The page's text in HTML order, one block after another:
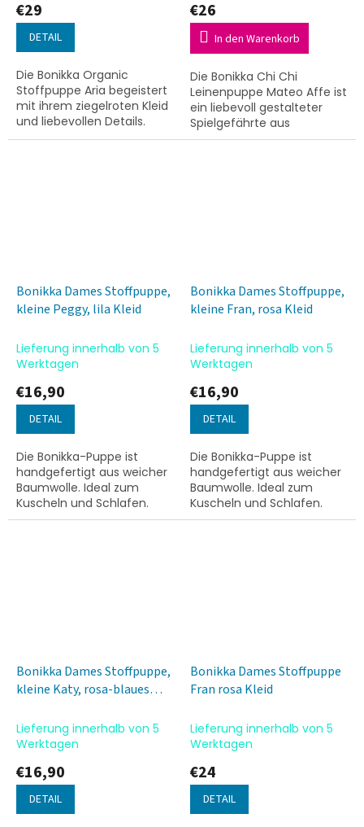
€29
DETAIL
Die Bonikka Organic
Stoffpuppe Aria begeistert
mit ihrem ziegelroten Kleid
und liebevollen Details.
Diese weiche Puppe ist aus
€26
In den Warenkorb
Die Bonikka Chi Chi
Leinenpuppe Mateo Affe ist
ein liebevoll gestalteter
Spielgefährte aus
hochwertigen Textilien. Mit
Bonikka Dames Stoffpuppe,
kleine Peggy, lila Kleid
Lieferung innerhalb von 5
Werktagen
€16,90
DETAIL
Die Bonikka-Puppe ist
handgefertigt aus weicher
Baumwolle. Ideal zum
Kuscheln und Schlafen.
Spielen mit der Puppe
Bonikka Dames Stoffpuppe,
kleine Fran, rosa Kleid
Lieferung innerhalb von 5
Werktagen
€16,90
DETAIL
Die Bonikka-Puppe ist
handgefertigt aus weicher
Baumwolle. Ideal zum
Kuscheln und Schlafen.
Spielen mit der Puppe
Bonikka Dames Stoffpuppe,
kleine Katy, rosa-blaues
Lieferung innerhalb von 5
Werktagen
€16,90
DETAIL
Bonikka Dames Stoffpuppe
Fran rosa Kleid
Lieferung innerhalb von 5
Werktagen
€24
DETAIL